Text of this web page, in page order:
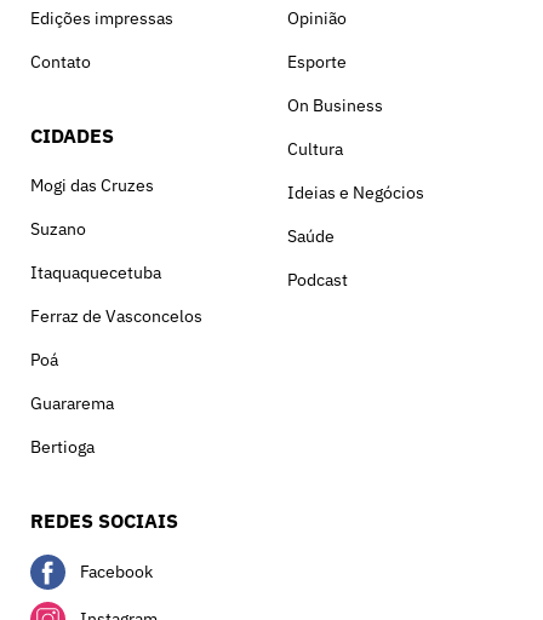
Edições impressas
Contato
CIDADES
Mogi das Cruzes
Suzano
Itaquaquecetuba
Ferraz de Vasconcelos
Poá
Guararema
Bertioga
Opinião
Esporte
On Business
Cultura
Ideias e Negócios
Saúde
Podcast
REDES SOCIAIS
Facebook